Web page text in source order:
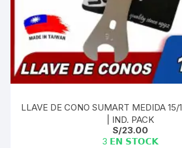
LLAVE DE CONO SUMART MEDIDA
| IND. PACK
S/23.00
3 𝗘𝗡 𝗦𝗧𝗢𝗖𝗞